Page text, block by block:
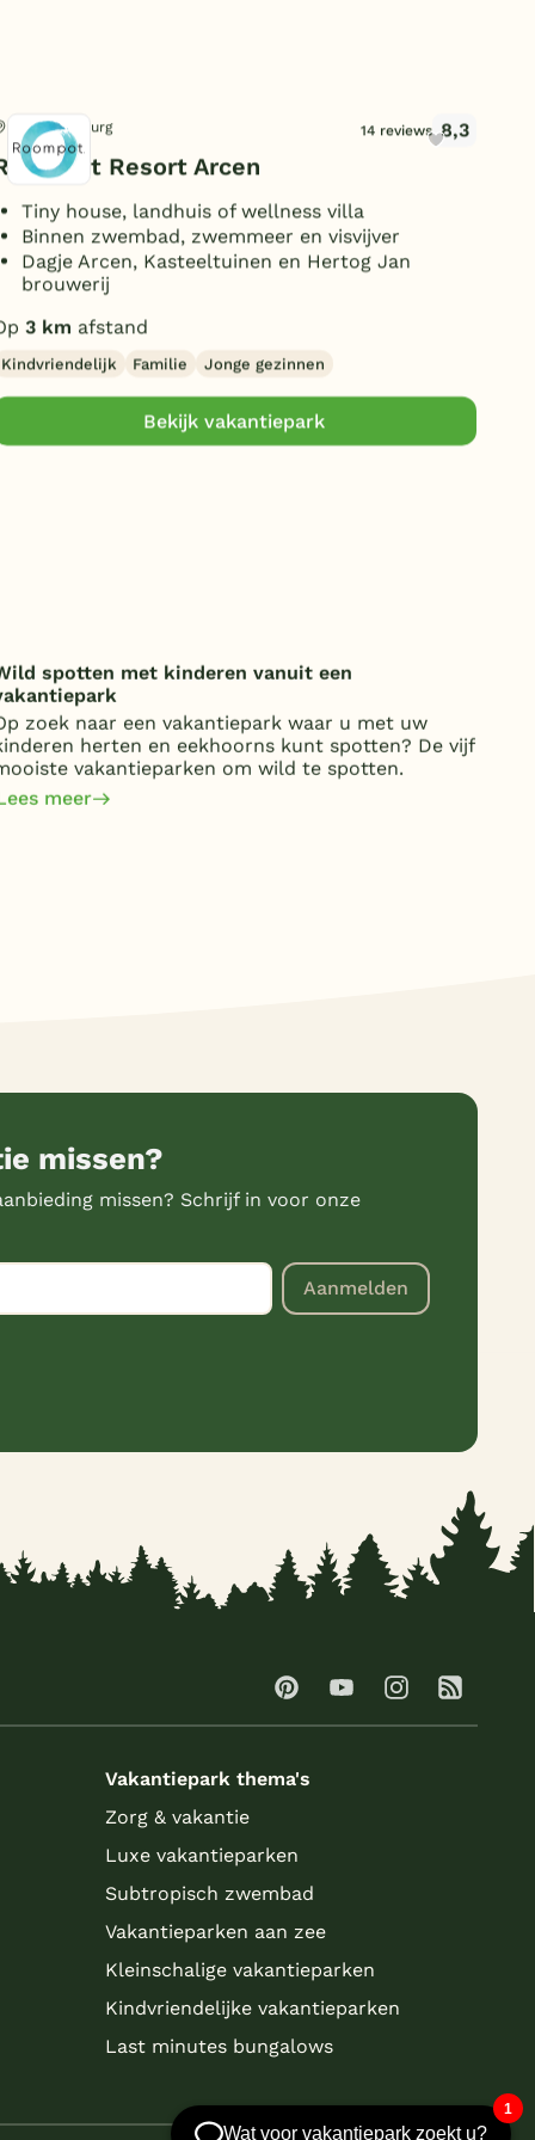
Arcen, Limburg 14 reviews 8,3
Resort Arcen
Tiny house, landhuis of wellness villa
Binnen zwembad, zwemmeer en visvijver
Dagje Arcen, Kasteeltuinen en Hertog Jan
brouwerij
3 km afstand
Kindvriendelijk Familie Jonge gezinnen
Bekijk vakantiepark
spotten met kinderen vanuit een
zoek naar een vakantiepark waar u met uw
herten en eekhoorns kunt spotten? De vijf
vakantieparken om wild te spotten.
meer
missen?
missen? Schrijf in voor onze
Aanmelden
Vakantiepark thema's
Zorg & vakantie
Luxe vakantieparken
Subtropisch zwembad
Vakantieparken aan zee
Kleinschalige vakantieparken
Kindvriendelijke vakantieparken
Last minutes bungalows